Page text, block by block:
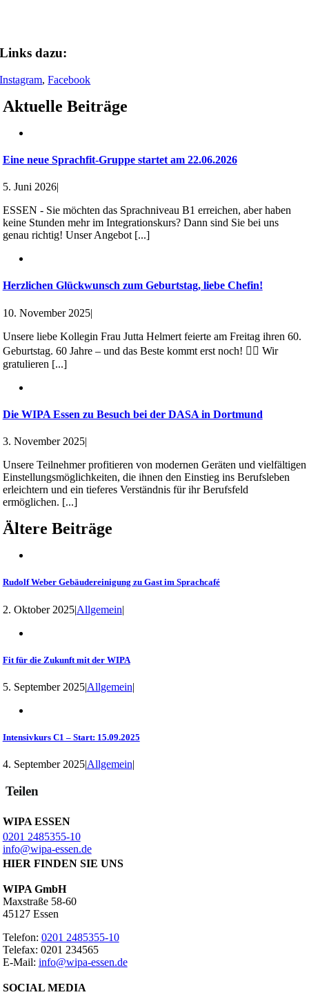
Links dazu:
Instagram,Facebook
Aktuelle Beiträge
Eine neue Sprachfit-Gruppe startet am 22.06.2026
5. Juni 2026|
ESSEN - Sie möchten das Sprachniveau B1 erreichen, aber haben
keine Stunden mehr im Integrationskurs? Dann sind Sie bei uns
genau richtig! Unser Angebot [...]
Herzlichen Glückwunsch zum Geburtstag, liebe Chefin!
10. November 2025|
Unsere liebe Kollegin Frau Jutta Helmert feierte am Freitag ihren 60.
Geburtstag. 60 Jahre – und das Beste kommt erst noch! 👯‍♀️ Wir
gratulieren [...]
Die WIPA Essen zu Besuch bei der DASA in Dortmund
3. November 2025|
Unsere Teilnehmer profitieren von modernen Geräten und vielfältigen
Einstellungsmöglichkeiten, die ihnen den Einstieg ins Berufsleben
erleichtern und ein tieferes Verständnis für ihr Berufsfeld
ermöglichen. [...]
Ältere Beiträge
Rudolf Weber Gebäudereinigung zu Gast im Sprachcafé
2. Oktober 2025|Allgemein|
Fit für die Zukunft mit der WIPA
5. September 2025|Allgemein|
Intensivkurs C1 – Start: 15.09.2025
4. September 2025|Allgemein|
Teilen
WIPA ESSEN
0201 2485355-10
info@wipa-essen.de
HIER FINDEN SIE UNS
WIPA GmbH
Maxstraße 58-60
45127 Essen
Telefon: 0201 2485355-10
Telefax: 0201 234565
E-Mail: info@wipa-essen.de
SOCIAL MEDIA